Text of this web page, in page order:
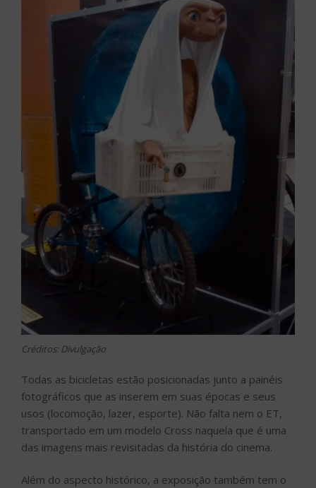
Créditos: Divulgação
Todas as bicicletas estão posicionadas junto a painéis
fotográficos que as inserem em suas épocas e seus
usos (locomoção, lazer, esporte). Não falta nem o ET,
transportado em um modelo Cross naquela que é uma
das imagens mais revisitadas da história do cinema.
Além do aspecto histórico, a exposição também tem o